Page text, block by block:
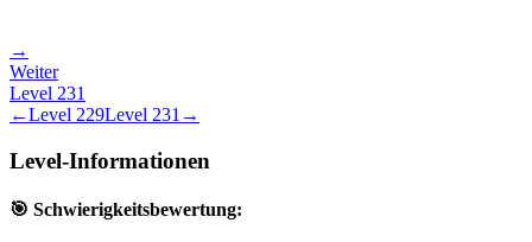
→
Weiter
Level 231
←Level 229Level 231 →
Level-Informationen
🎯 Schwierigkeitsbewertung: